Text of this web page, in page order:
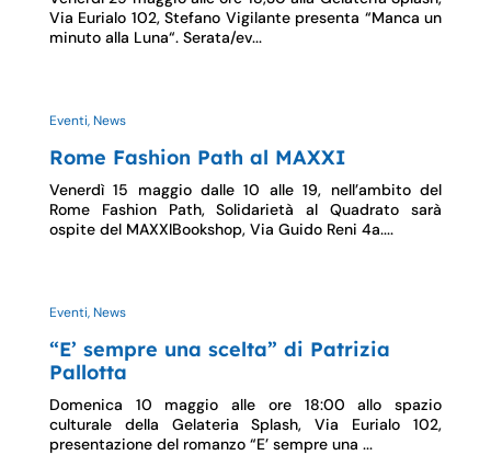
Via Eurialo 102, Stefano Vigilante presenta “Manca un
minuto alla Luna“. Serata/ev...
Eventi, News
Rome Fashion Path al MAXXI
Venerdì 15 maggio dalle 10 alle 19, nell’ambito del
Rome Fashion Path, Solidarietà al Quadrato sarà
ospite del MAXXIBookshop, Via Guido Reni 4a....
Eventi, News
“E’ sempre una scelta” di Patrizia
Pallotta
Domenica 10 maggio alle ore 18:00 allo spazio
culturale della Gelateria Splash, Via Eurialo 102,
presentazione del romanzo “E’ sempre una ...